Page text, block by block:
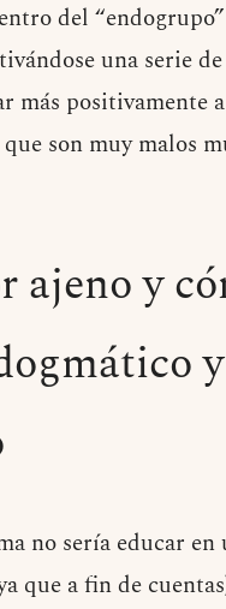
del
una serie de
más positivamente
son muy malos
ajeno y
y
no sería educar en
que a fin de